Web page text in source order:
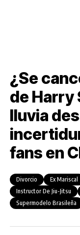
¿Se
de Harry
lluvia
fans en
Divorcio Ex Mariscal
Instructor De Jiu-Jitsu
Supermodelo Brasileña